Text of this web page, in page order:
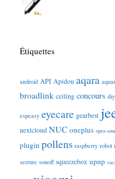
Étiquettes
android API Apidou aqara
broadlink ceiling concours diy
espeasy eyecare gearbest
nextcloud NUC oneplus open
plugin pollens raspberry robot
serrure sonoff squeezebox upnp